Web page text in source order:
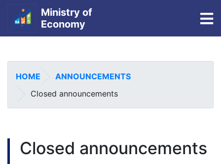
content
Ministry of
Economy
HOME
ANNOUNCEMENTS
Closed announcements
Closed announcements